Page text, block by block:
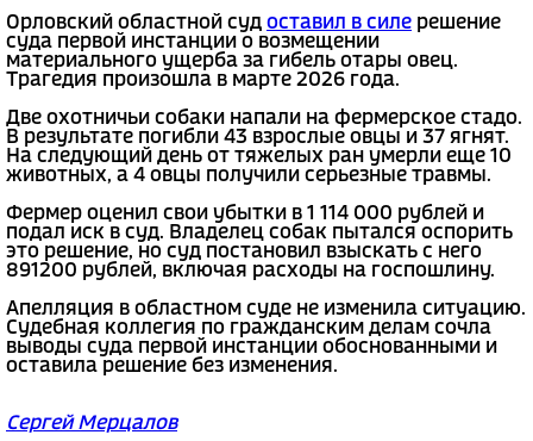
Орловский областной суд оставил в силе решение
суда первой инстанции о возмещении
материального ущерба за гибель отары овец.
Трагедия произошла в марте 2026 года.
Две охотничьи собаки напали на фермерское стадо.
В результате погибли 43 взрослые овцы и 37 ягнят.
На следующий день от тяжелых ран умерли еще 10
животных, а 4 овцы получили серьезные травмы.
Фермер оценил свои убытки в 1 114 000 рублей и
подал иск в суд. Владелец собак пытался оспорить
это решение, но суд постановил взыскать с него
891200 рублей, включая расходы на госпошлину.
Апелляция в областном суде не изменила ситуацию.
Судебная коллегия по гражданским делам сочла
выводы суда первой инстанции обоснованными и
оставила решение без изменения.
Сергей Мерцалов